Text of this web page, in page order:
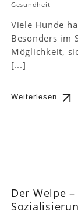
Gesundheit
Viele Hunde
Besonders im
Möglichkeit,
[...]
Weiterlesen
Der Welpe